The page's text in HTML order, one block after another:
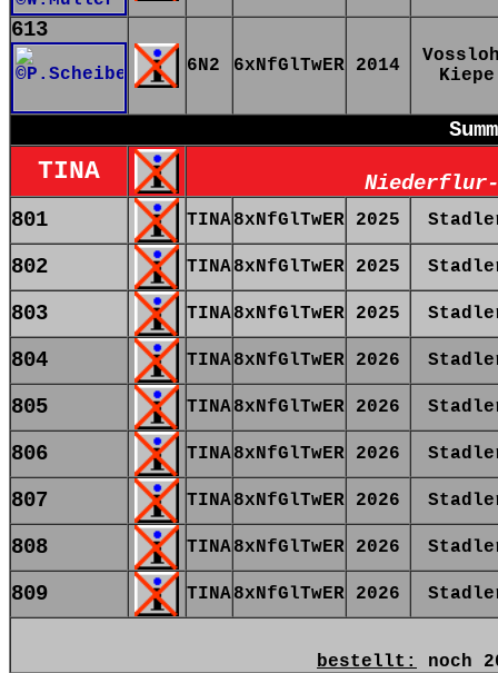
613
6N2 6xNfGlTwER 2014
Kiepe
TINA
801
TINA8xNfGlTwER 2025
802 TINA8xNfGlTwER 2025
803 TINA8xNfGlTwER 2025
804 TINA8xNfGlTwER 2026
805 TINA8xNfGlTwER 2026
806 TINA8xNfGlTwER 2026
807 TINA8xNfGlTwER 2026
808 TINA8xNfGlTwER 2026
809 TINA8xNfGlTwER 2026
bestellt: noch